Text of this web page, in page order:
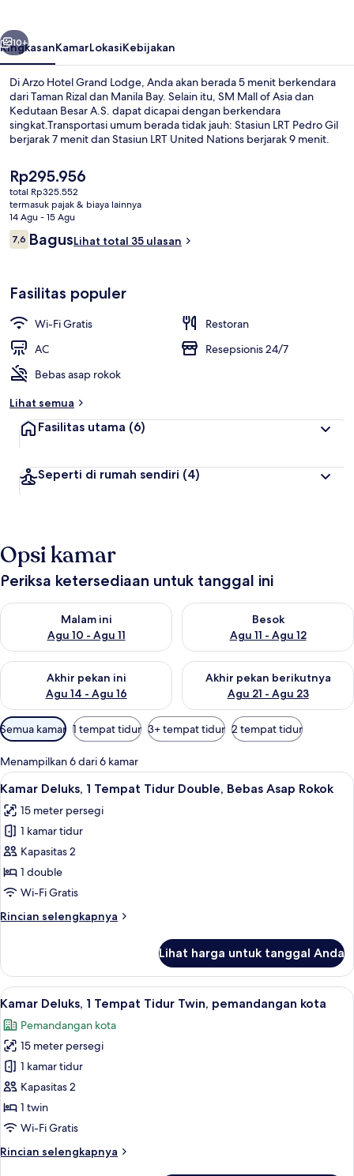
Berikutnya
10+
RingkasanKamarLokasiKebijakan
Di Arzo Hotel Grand Lodge, Anda akan berada 5 menit berkendara
dari Taman Rizal dan Manila Bay. Selain itu, SM Mall of Asia dan
Kedutaan Besar A.S. dapat dicapai dengan berkendara
singkat.Transportasi umum berada tidak jauh: Stasiun LRT Pedro Gil
berjarak 7 menit dan Stasiun LRT United Nations berjarak 9 menit.
Harga
saat
ini
Rp295.956
Rp295.956
total Rp325.552
termasuk pajak & biaya lainnya
14 Agu - 15 Agu
Ulasan
7,67,6 dari 10
BagusLihat total 35 ulasan
Fasilitas populer
Wi-Fi Gratis
Restoran
AC
Resepsionis 24/7
Bebas asap rokok
Lihat semua
Fasilitas utama (6)
Seperti di rumah sendiri (4)
Opsi kamar
Periksa ketersediaan untuk tanggal ini
Malam ini
Agu 10 - Agu 11
Periksa ketersediaan untuk malam ini Agu 10 - Agu 11
Besok
Agu 11 - Agu 12
Periksa ketersediaan untuk
Akhir pekan ini
Agu 14 - Agu 16
Periksa ketersediaan untuk akhir pekan ini Agu 14 - Agu 16
Akhir pekan berikutnya
Agu 21 - Agu 23
Periksa ketersediaan untuk
Filter
tersedia
untuk
kamar
Semua kamar 1 tempat tidur 3+ tempat tidur 2 tempat tidur
Menampilkan 6 dari 6 kamar
Lihat
semua
foto
untuk
Kamar
Deluks,
1
Tidur
Asap
Rokok
Kamar Deluks, 1 Tempat Tidur
2
Kamar Deluks, 1 Tempat Tidur Double, Bebas Asap Rokok
15 meter persegi
1 kamar tidur
Kapasitas 2
1 double
Wi-Fi Gratis
Rincian selengkapnya
Rincian
Kamar
Deluks,
1
Tidur
Double,
Bebas
Asap
Rokok
Lihat harga untuk tanggal Anda
Lihat
semua
foto
untuk
Kamar
Deluks,
1
Tempat
Twin,
Kamar Deluks, 1 Tempat Tidur Twin,
3
Kamar Deluks, 1 Tempat Tidur Twin, pemandangan kota
Pemandangan kota
15 meter persegi
1 kamar tidur
Kapasitas 2
1 twin
Wi-Fi Gratis
Rincian selengkapnya
Rincian